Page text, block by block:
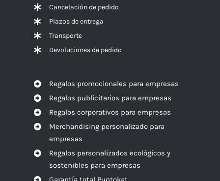
Cancelación de pedido
Plazos de entrega
Transporte
Devoluciones de pedido
Regalos promocionales para empresas
Regalos publicitarios para empresas
Regalos corporativos para empresas
Merchandising personalizado para
empresas
Regalos personalizados ecológicos y
sostenibles para empresas